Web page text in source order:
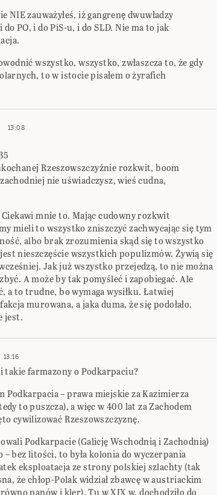
NIE zauważyłeś, iż gangrenę dwuwładzy
do PO, i do PiS-u, i do SLD. Nie ma to jak
wszystko, wszystko, zwłaszcza to, że gdy
to w istocie pisałem o żyrafich
13:08
Rzeszowszczyźnie rozkwit, boom
nie uświadczysz, wieś cudna,
mnie to. Mając cudowny rozkwit
mieli to wszystko zniszczyć zachwycając się tym
albo brak zrozumienia skąd się to wszystko
nieszczęście wszystkich populizmów. Żywią się
Jak już wszystko przejedzą, to nie można
A może by tak pomyśleć i zapobiegać. Ale
a to trudne, bo wymaga wysiłku. Łatwiej
murowana, a jaka duma, że się podołało.
jest.
13:16
takie farmazony o Podkarpaciu?
Podkarpacia – prawa miejskie za Kazimierza
to puszcza), a więc w 400 lat za Zachodem
cywilizować Rzeszowszczyznę.
Podkarpacie (Galicję Wschodnią i Zachodnią)
– bez litości, to była kolonia do wyczerpania
eksploatacja ze strony polskiej szlachty (tak
że chłop-Polak widział zbawcę w austriackim